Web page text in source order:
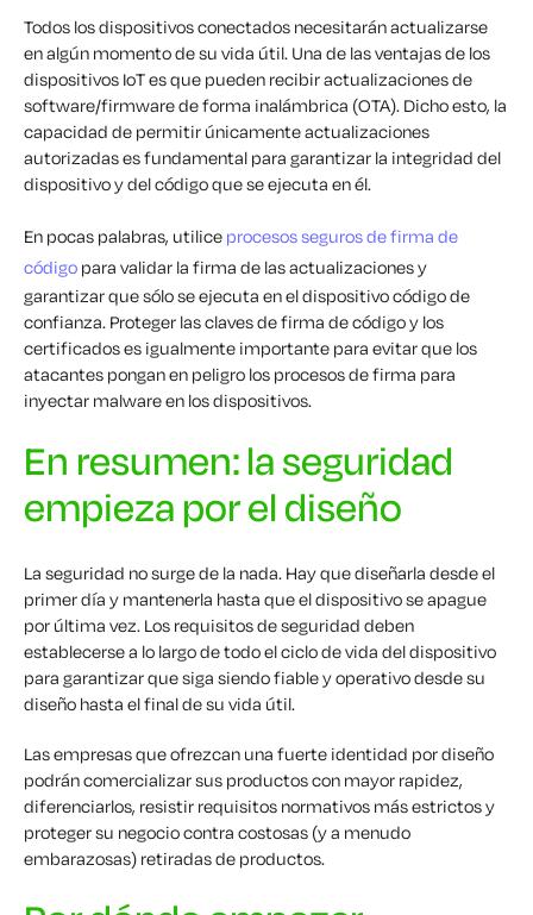
Todos los dispositivos conectados necesitarán actualizarse
en algún momento de su vida útil. Una de las ventajas de los
dispositivos IoT es que pueden recibir actualizaciones de
software/firmware de forma inalámbrica (OTA). Dicho esto, la
capacidad de permitir únicamente actualizaciones
autorizadas es fundamental para garantizar la integridad del
dispositivo y del código que se ejecuta en él.
En pocas palabras, utilice procesos seguros de firma de
código para validar la firma de las actualizaciones y
garantizar que sólo se ejecuta en el dispositivo código de
confianza. Proteger las claves de firma de código y los
certificados es igualmente importante para evitar que los
atacantes pongan en peligro los procesos de firma para
inyectar malware en los dispositivos.
En resumen: la seguridad
empieza por el diseño
La seguridad no surge de la nada. Hay que diseñarla desde el
primer día y mantenerla hasta que el dispositivo se apague
por última vez. Los requisitos de seguridad deben
establecerse a lo largo de todo el ciclo de vida del dispositivo
para garantizar que siga siendo fiable y operativo desde su
diseño hasta el final de su vida útil.
Las empresas que ofrezcan una fuerte identidad por diseño
podrán comercializar sus productos con mayor rapidez,
diferenciarlos, resistir requisitos normativos más estrictos y
proteger su negocio contra costosas (y a menudo
embarazosas) retiradas de productos.